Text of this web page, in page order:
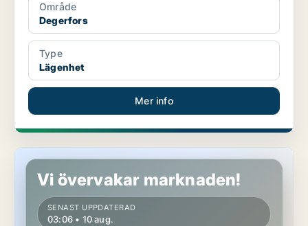
Område
Degerfors
Type
Lägenhet
Mer info
Lägenhet i Degerfors
Vi övervakar marknaden!
SENAST UPPDATERAD
03:06 • 10 aug.